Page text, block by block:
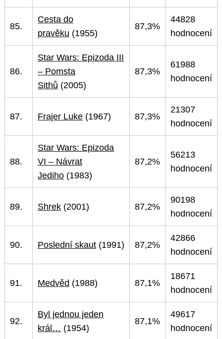
85.
Cesta do
pravěku (1955)
87,3%
44828
hodnocení
86.
Star Wars: Epizoda III
– Pomsta
Sithů (2005)
87,3%
61988
hodnocení
87. Frajer Luke (1967) 87,3%
21307
hodnocení
88.
Star Wars: Epizoda
VI – Návrat
Jediho (1983)
87,2%
56213
hodnocení
89. Shrek (2001) 87,2%
90198
hodnocení
90. Poslední skaut (1991) 87,2%
42866
hodnocení
91. Medvěd (1988) 87,1%
18671
hodnocení
92.
Byl jednou jeden
král… (1954)
87,1%
49617
hodnocení